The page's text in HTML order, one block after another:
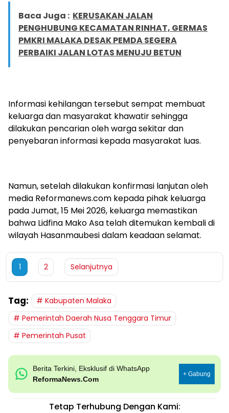
Baca Juga : KERUSAKAN JALAN
PENGHUBUNG KECAMATAN RINHAT, GERMAS
PMKRI MALAKA DESAK PEMDA SEGERA
PERBAIKI JALAN LOTAS MENUJU BETUN
Informasi kehilangan tersebut sempat membuat
keluarga dan masyarakat khawatir sehingga
dilakukan pencarian oleh warga sekitar dan
penyebaran informasi kepada masyarakat luas.
Namun, setelah dilakukan konfirmasi lanjutan oleh
media Reformanews.com kepada pihak keluarga
pada Jumat, 15 Mei 2026, keluarga memastikan
bahwa Lidfina Mako Asa telah ditemukan kembali di
wilayah Hasanmaubesi dalam keadaan selamat.
1 2 Selanjutnya
Tag:
Kabupaten Malaka
Pemerintah Daerah Nusa Tenggara Timur
Pemerintah Pusat
Berita Terkini, Eksklusif di WhatsApp
ReformaNews.Com
+ Gabung
Tetap Terhubung Dengan Kami: